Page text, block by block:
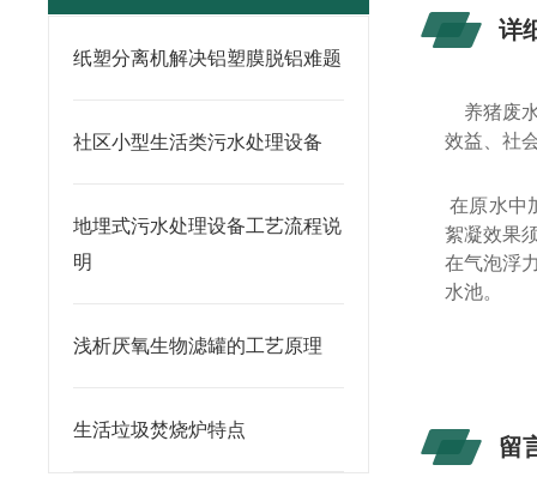
纸塑分离机解决铝塑膜脱铝难题
社区小型生活类污水处理设备
地埋式污水处理设备工艺流程说
明
浅析厌氧生物滤罐的工艺原理
生活垃圾焚烧炉特点
详
养猪废
效益、社
在原水中
絮凝效果
在气泡浮
水池。
留